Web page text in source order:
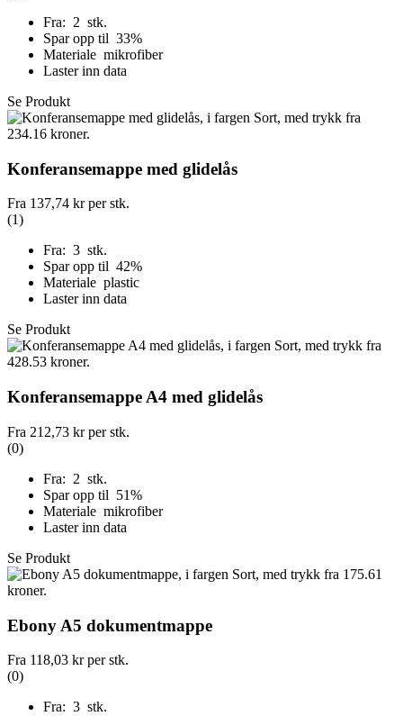
Fra: 2 stk.
Spar opp til 33%
Materiale mikrofiber
Laster inn data
Se Produkt
Konferansemappe med glidelås
Fra 137,74 krper stk.
(1)
Fra: 3 stk.
Spar opp til 42%
Materiale plastic
Laster inn data
Se Produkt
Konferansemappe A4 med glidelås
Fra 212,73 krper stk.
(0)
Fra: 2 stk.
Spar opp til 51%
Materiale mikrofiber
Laster inn data
Se Produkt
Ebony A5 dokumentmappe
Fra 118,03 krper stk.
(0)
Fra: 3 stk.